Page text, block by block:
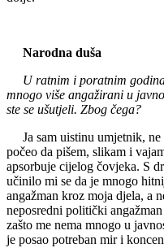
Narodna duša
U ratnim i poratnim
mnogo više angažirani u
ste se ušutjeli. Zbog čega?
Ja sam uistinu umje­tnik, ne
počeo da pišem, slikam i
apsorbuje cije­log čovjeka. S
učinilo mi se da je mnogo
angažman kroz moja djela, a
neposredni politički
zašto me nema mnogo u
je posao potreban mir i